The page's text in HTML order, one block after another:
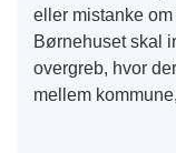
eller mistanke
Børnehuset skal
overgreb, hvor
mellem